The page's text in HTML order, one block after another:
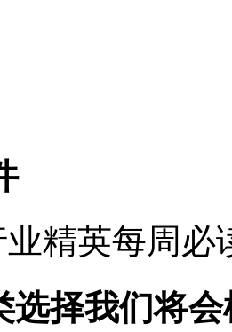
业精英每周
选择我们将